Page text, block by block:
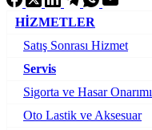
HİZMETLER
Satış Sonrası Hizmet
Servis
Sigorta ve Hasar Onarımı
Oto Lastik ve Aksesuar